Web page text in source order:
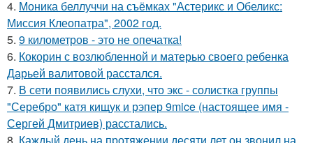
4. Моника беллуччи на съёмках "Астерикс и Обеликс:
Миссия Клеопатра", 2002 год.
5. 9 километров - это не опечатка!
6. Кокорин с возлюбленной и матерью своего ребенка
Дарьей валитовой расстался.
7. В сети появились слухи, что экс - солистка группы
"Серебро" катя кищук и рэпер 9mice (настоящее имя -
Сергей Дмитриев) расстались.